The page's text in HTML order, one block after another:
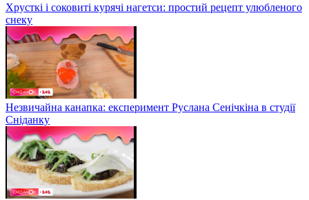
Хрусткі і соковиті курячі нагетси: простий рецепт улюбленого
снеку
Незвичайна канапка: експеримент Руслана Сенічкіна в студії
Сніданку